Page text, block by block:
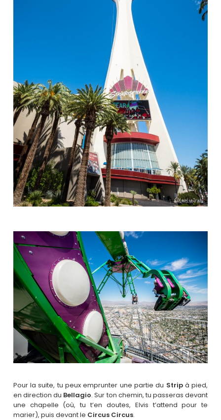
Pour la suite, tu peux emprunter une partie du Stripà pied,
en direction du Bellagio. Sur ton chemin, tu passeras devant
une chapelle (où, tu t’en doutes, Elvis t’attend pour te
marier), puis devant le Circus Circus.